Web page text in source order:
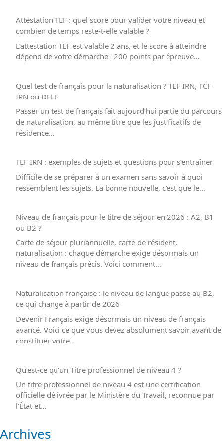
Attestation TEF : quel score pour valider votre niveau et
combien de temps reste-t-elle valable ?
L’attestation TEF est valable 2 ans, et le score à atteindre
dépend de votre démarche : 200 points par épreuve…
Quel test de français pour la naturalisation ? TEF IRN, TCF
IRN ou DELF
Passer un test de français fait aujourd’hui partie du parcours
de naturalisation, au même titre que les justificatifs de
résidence…
TEF IRN : exemples de sujets et questions pour s’entraîner
Difficile de se préparer à un examen sans savoir à quoi
ressemblent les sujets. La bonne nouvelle, c’est que le…
Niveau de français pour le titre de séjour en 2026 : A2, B1
ou B2 ?
Carte de séjour pluriannuelle, carte de résident,
naturalisation : chaque démarche exige désormais un
niveau de français précis. Voici comment…
Naturalisation française : le niveau de langue passe au B2,
ce qui change à partir de 2026
Devenir Français exige désormais un niveau de français
avancé. Voici ce que vous devez absolument savoir avant de
constituer votre…
Qu’est-ce qu’un Titre professionnel de niveau 4 ?
Un titre professionnel de niveau 4 est une certification
officielle délivrée par le Ministère du Travail, reconnue par
l’État et…
Archives